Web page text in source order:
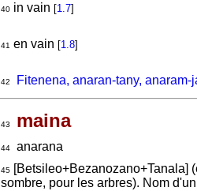
40in vain [1.7]
41 en vain [1.8]
42 Fitenena, anaran-tany,
43 maina
44anarana
45[Betsileo+Bezanozano+Tanala]
sombre, pour les arbres). Nom